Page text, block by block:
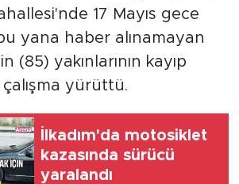
17 Mayıs gece
yana haber alınamayan
(85) yakınlarının kayıp
yürüttü.
İlkadım'da motosiklet
kazasında sürücü
yaralandı